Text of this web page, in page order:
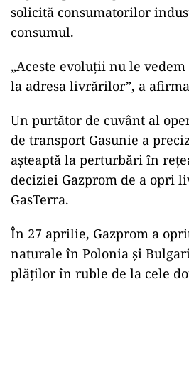
solicită consumatorilor
consumul.
„Aceste evoluţii nu le
la adresa livrărilor”, a
Un purtător de cuvânt al
de transport Gasunie a
aşteaptă la perturbări în
deciziei Gazprom de a opri
GasTerra.
În 27 aprilie, Gazprom a
naturale în Polonia şi
plăţilor în ruble de la cele